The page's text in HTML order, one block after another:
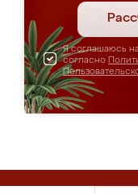
Я соглашаюсь
согласно